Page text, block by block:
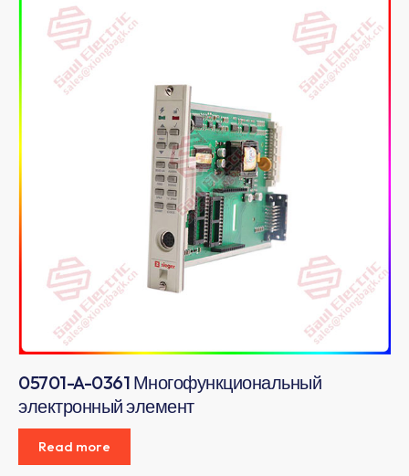
05701-A-0361 Многофункциональный
электронный элемент
Read more